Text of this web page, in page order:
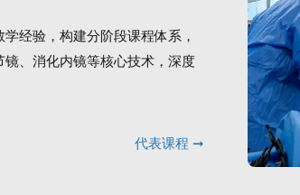
经验，构建分阶段课程体系，
、消化内镜等核心技术，深度
代表课程 ➞